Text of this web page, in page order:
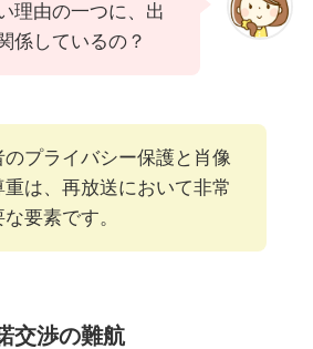
理由の一つに、出
係しているの？
のプライバシー保護と肖像
重は、再放送において非常
要素です。
交渉の難航